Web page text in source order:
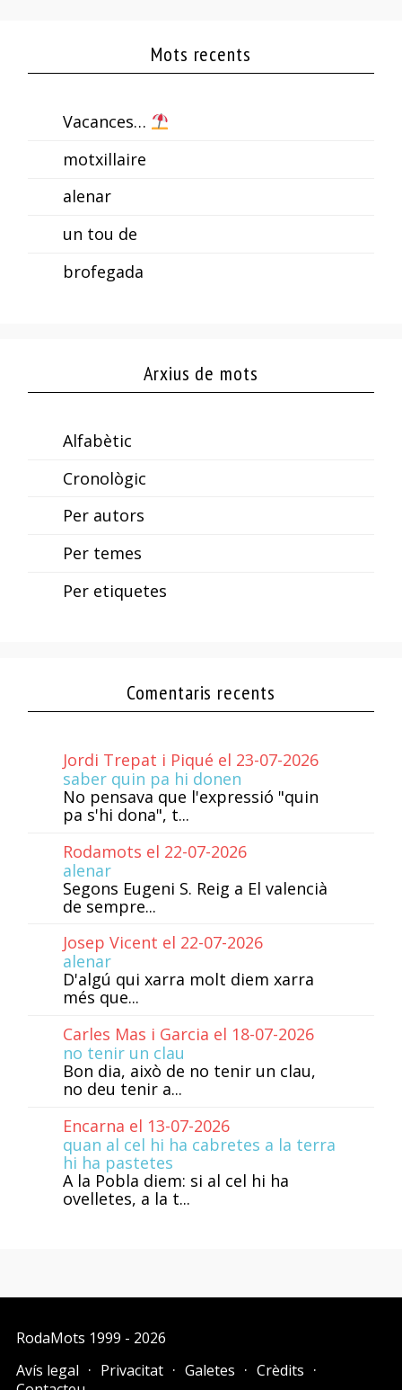
Mots recents
Vacances…
motxillaire
alenar
un tou de
brofegada
Arxius de mots
Alfabètic
Cronològic
Per autors
Per temes
Per etiquetes
Comentaris recents
Jordi Trepat i Piqué el 23-07-2026
saber quin pa hi donen
No pensava que l'expressió "quin
pa s'hi dona", t...
Rodamots el 22-07-2026
alenar
Segons Eugeni S. Reig a El valencià
de sempre...
Josep Vicent el 22-07-2026
alenar
D'algú qui xarra molt diem xarra
més que...
Carles Mas i Garcia el 18-07-2026
no tenir un clau
Bon dia, això de no tenir un clau,
no deu tenir a...
Encarna el 13-07-2026
quan al cel hi ha cabretes a la terra
hi ha pastetes
A la Pobla diem: si al cel hi ha
ovelletes, a la t...
RodaMots 1999 - 2026
Avís legal
Privacitat Galetes
Crèdits